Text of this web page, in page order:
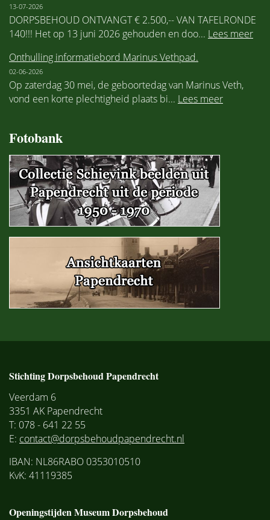
13-07-2026
DORPSBEHOUD ONTVANGT € 2.500,-- VAN TAFELRONDE
140!!! Het op 13 juni 2026 gehouden en doo... Lees meer
Onthulling informatiebord Marinus Vethpad.
02-06-2026
Op zaterdag 30 mei, de geboortedag van Marinus Veth,
vond een korte plechtigheid plaats bi... Lees meer
Fotobank
Stichting Dorpsbehoud Papendrecht
Veerdam 6
3351 AK Papendrecht
T: 078 - 641 22 55
E: contact@dorpsbehoudpapendrecht.nl
IBAN: NL86RABO 0353010510
KvK: 41119385
Openingstijden Museum Dorpsbehoud